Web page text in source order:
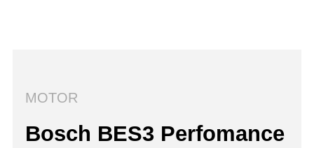
MOTOR
Bosch BES3 Perfomance